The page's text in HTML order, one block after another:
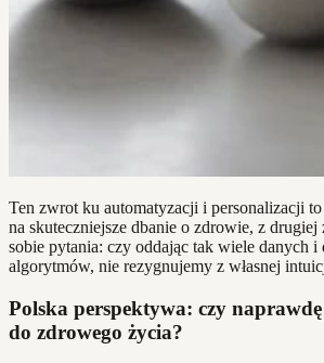
Ten zwrot ku automatyzacji i personalizacji to
na skuteczniejsze dbanie o zdrowie, z drugiej
sobie pytania: czy oddając tak wiele danych i
algorytmów, nie rezygnujemy z własnej
Polska perspektywa: czy
do zdrowego życia?